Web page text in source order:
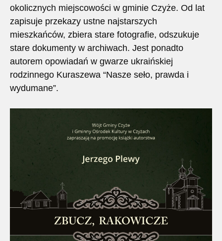
okolicznych miejscowości w gminie Czyże. Od lat
zapisuje przekazy ustne najstarszych
mieszkańców, zbiera stare fotografie, odszukuje
stare dokumenty w archiwach. Jest ponadto
autorem opowiadań w gwarze ukraińskiej
rodzinnego Kuraszewa “Nasze seło, prawda i
wydumane”.